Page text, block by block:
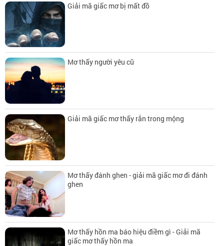
Giải mã giấc mơ bị mất đồ
Mơ thấy người yêu cũ
Giải mã giấc mơ thấy rắn trong mộng
Mơ thấy đánh ghen - giải mã giấc mơ đi đánh
ghen
Mơ thấy hồn ma báo hiệu điềm gì - Giải mã
giấc mơ thấy hồn ma